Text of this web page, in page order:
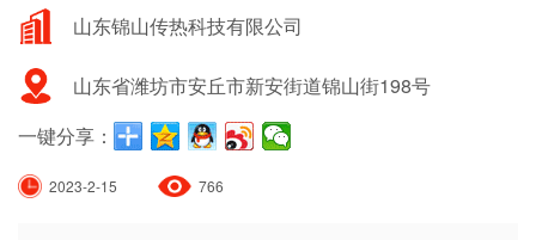
山东锦山传热科技有限公司
山东省潍坊市安丘市新安街道锦山街198号
一键分享：
2023-2-15 766